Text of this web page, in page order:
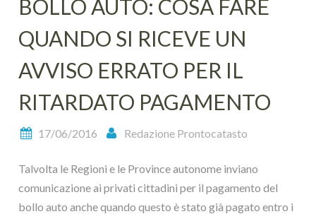
BOLLO AUTO: COSA FARE
QUANDO SI RICEVE UN
AVVISO ERRATO PER IL
RITARDATO PAGAMENTO
17/06/2016 Redazione Prontocatasto
Talvolta le Regioni e le Province autonome inviano
comunicazione ai privati cittadini per il pagamento del
bollo auto anche quando questo è stato già pagato entro i